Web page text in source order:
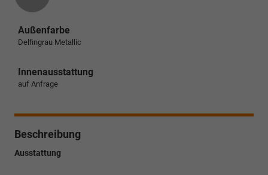
Außenfarbe
Delfingrau Metallic
Innenausstattung
auf Anfrage
Beschreibung
Ausstattung